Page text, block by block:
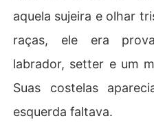
aquela sujeira e olhar
raças, ele era
labrador, setter e um
Suas costelas
esquerda faltava.